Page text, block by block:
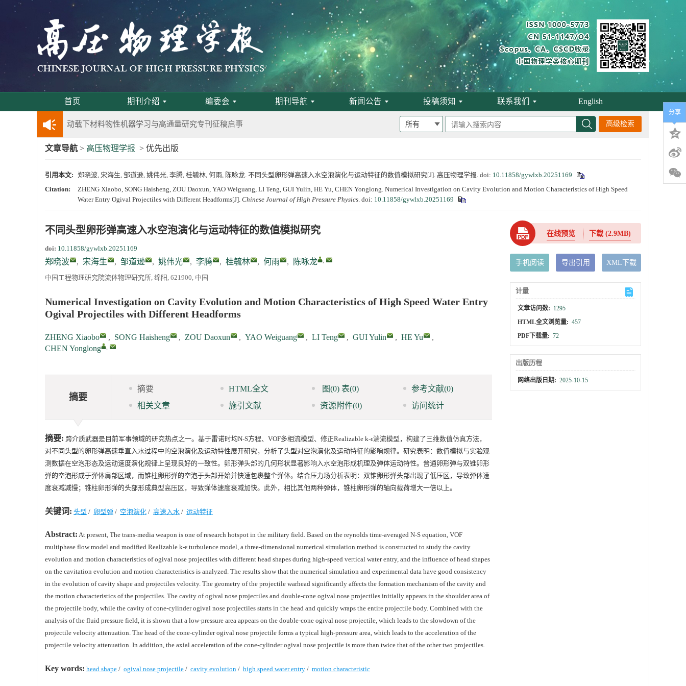
首页 期刊介绍 编委会 期刊导航 新闻公告 投稿须知 联系我们 English
第五届高压科学卓越青年学者评选通知
2024年度《高压物理学报》优秀审稿人评选结果
2024年上海光源同步辐射大压机实验技术培训班通知
《高压物理学报》将于2025年1月由双月刊变更为月刊
动载下材料物性机器学习与高通量研究专刊征稿启事
《高压物理学报》第二届青年编委会招募启事
《高压物理学报》2023年度优秀审稿人和优秀论文评选结果
第十四届全国爆炸力学学术会议 第二轮通知
第二十一届中国高压科学学术会议第一轮通知
《高压物理学报》第三届青年编委会招募启事
高级检索
文章导航 > 高压物理学报 > 优先出版
引用本文: 郑晓波, 宋海生, 邹道逊, 姚伟光, 李腾, 桂毓林, 何雨, 陈咏龙. 不同头型卵形弹高速入水空泡演化与运动特征的数值模拟研究[J]. 高压物理学报. doi: 10.11858/gywlxb.20251169
Citation:
ZHENG Xiaobo, SONG Haisheng, ZOU Daoxun, YAO Weiguang, LI Teng, GUI Yulin, HE Yu, CHEN Yonglong. Numerical Investigation on Cavity Evolution and Motion Characteristics of High Speed
Water Entry Ogival Projectiles with Different Headforms[J]. Chinese Journal of High Pressure Physics. doi: 10.11858/gywlxb.20251169
不同头型卵形弹高速入水空泡演化与运动特征的数值模拟研究
doi: 10.11858/gywlxb.20251169
郑晓波 , 宋海生 , 邹道逊 , 姚伟光 , 李腾 , 桂毓林 , 何雨 , 陈咏龙 ,
中国工程物理研究院流体物理研究所, 绵阳, 621900, 中国
Numerical Investigation on Cavity Evolution and Motion Characteristics of High Speed Water Entry
Ogival Projectiles with Different Headforms
ZHENG Xiaobo , SONG Haisheng , ZOU Daoxun , YAO Weiguang , LI Teng , GUI Yulin , HE Yu
,
CHEN Yonglong
,
摘要
摘要 HTML全文 图(0) 表(0) 参考文献(0)
相关文章
施引文献 资源附件(0) 访问统计
摘要: 跨介质武器是目前军事领域的研究热点之一。基于雷诺时均N-S方程、VOF多相流模型、修正Realizable k-ε湍流模型，构建了三维数值仿真方法，
对不同头型的卵形弹高速垂直入水过程中的空泡演化及运动特性展开研究，分析了头型对空泡演化及运动特征的影响规律。研究表明：数值模拟与实验观
测数据在空泡形态及运动速度演化规律上呈现良好的一致性。卵形弹头部的几何形状显著影响入水空泡形成机理及弹体运动特性。普通卵形弹与双锥卵形
弹的空泡形成于弹体肩部区域，而锥柱卵形弹的空泡于头部开始并快速包裹整个弹体。结合压力场分析表明：双锥卵形弹头部出现了低压区，导致弹体速
度衰减减慢；锥柱卵形弹的头部形成典型高压区，导致弹体速度衰减加快。此外，相比其他两种弹体，锥柱卵形弹的轴向载荷增大一倍以上。
关键词: 头型 / 卵型弹 / 空泡演化 / 高速入水 / 运动特征
Abstract: At present, The trans-media weapon is one of research hotspot in the military field. Based on the reynolds time-averaged N-S equation, VOF
multiphase flow model and modified Realizable k-ε turbulence model, a three-dimensional numerical simulation method is constructed to study the cavity
evolution and motion characteristics of ogival nose projectiles with different head shapes during high-speed vertical water entry, and the influence of head shapes
on the cavitation evolution and motion characteristics is analyzed. The results show that the numerical simulation and experimental data have good consistency
in the evolution of cavity shape and projectiles velocity. The geometry of the projectile warhead significantly affects the formation mechanism of the cavity and
the motion characteristics of the projectiles. The cavity of ogival nose projectiles and double-cone ogival nose projectiles initially appears in the shoulder area of
the projectile body, while the cavity of cone-cylinder ogival nose projectiles starts in the head and quickly wraps the entire projectile body. Combined with the
analysis of the fluid pressure field, it is shown that a low-pressure area appears on the double-cone ogival nose projectile, which leads to the slowdown of the
projectile velocity attenuation. The head of the cone-cylinder ogival nose projectile forms a typical high-pressure area, which leads to the acceleration of the
projectile velocity attenuation. In addition, the axial acceleration of the cone-cylinder ogival nose projectile is more than twice that of the other two projectiles.
Key words: head shape / ogival nose projectile / cavity evolution / high speed water entry / motion characteristic
在线预览 下载(2.9MB)
手机阅读 导出引用 XML下载
计量
文章访问数: 1295
HTML全文浏览量: 457
PDF下载量: 72
出版历程
网络出版日期: 2025-10-15
分享